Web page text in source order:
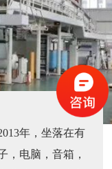
年，坐落在有
，电脑，音箱，